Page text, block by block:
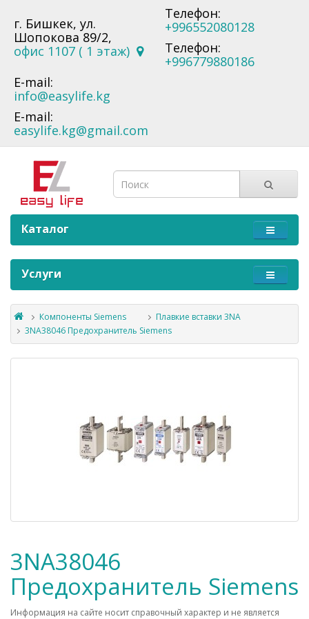
г. Бишкек, ул.
Шопокова 89/2,
офис 1107 ( 1 этаж)
Телефон:
+996552080128
Телефон:
+996779880186
E-mail:
info@easylife.kg
E-mail:
easylife.kg@gmail.com
Каталог
Услуги
Компоненты Siemens
Плавкие вставки 3NA
3NA38046 Предохранитель Siemens
3NA38046
Предохранитель Siemens
Информация на сайте носит справочный характер и не является